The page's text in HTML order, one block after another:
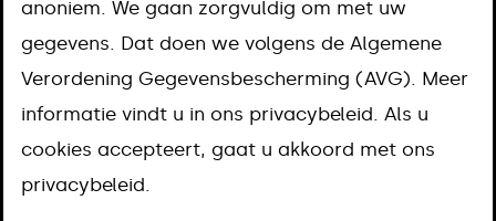
Meer informatie
Misschien kunt u door uw ouderdom,
anoniem. We gaan zorgvuldig om met uw
gegevens. Dat doen we volgens de Algemene
Verordening Gegevensbescherming (AVG). Meer
informatie vindt u in ons privacybeleid. Als u
cookies accepteert, gaat u akkoord met ons
privacybeleid.